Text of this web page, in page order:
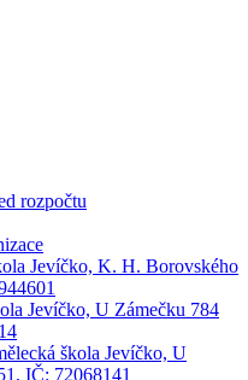
rozpočtu
Jevíčko, K. H. Borovského
Jevíčko, U Zámečku 784
škola Jevíčko, U
IČ: 72068141